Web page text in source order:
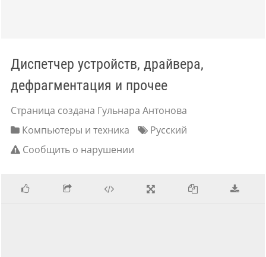
Диспетчер устройств, драйвера,
дефрагментация и прочее
Страница создана Гульнара Антонова
Компьютеры и техника
Русский
Сообщить о нарушении